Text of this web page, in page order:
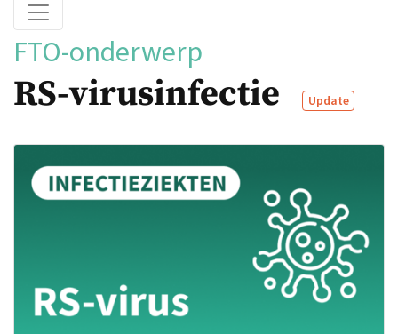
FTO-onderwerp
RS-virusinfectie Update